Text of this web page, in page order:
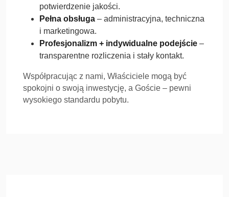
potwierdzenie jakości.
Pełna obsługa – administracyjna, techniczna
i marketingowa.
Profesjonalizm + indywidualne podejście –
transparentne rozliczenia i stały kontakt.
Współpracując z nami, Właściciele mogą być
spokojni o swoją inwestycję, a Goście – pewni
wysokiego standardu pobytu.